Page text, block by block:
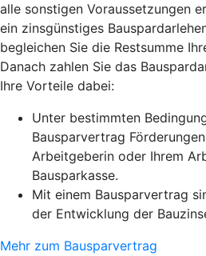
alle sonstigen Voraussetzungen
ein zinsgünstiges
begleichen Sie die Restsumme
Danach zahlen Sie das
Ihre Vorteile dabei:
Unter bestimmten
Bausparvertrag
Arbeitgeberin oder Ihrem
Bausparkasse.
Mit einem Bausparvertrag
der Entwicklung der
Mehr zum Bausparvertrag